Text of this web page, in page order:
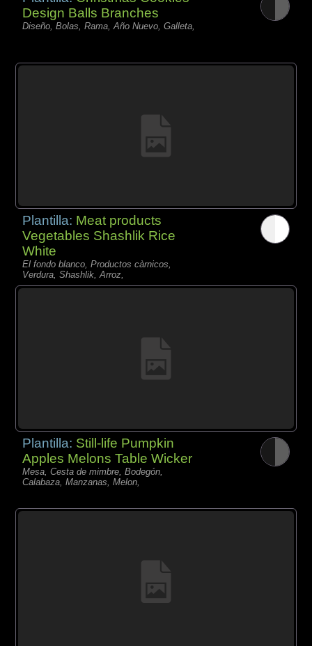
Design Balls Branches
Diseño, Bolas, Rama, Año Nuevo, Galleta,
Plantilla: Meat products
Vegetables Shashlik Rice
White
El fondo blanco, Productos càrnicos,
Verdura, Shashlik, Arroz,
Plantilla: Still-life Pumpkin
Apples Melons Table Wicker
Mesa, Cesta de mimbre, Bodegón,
Calabaza, Manzanas, Melon,